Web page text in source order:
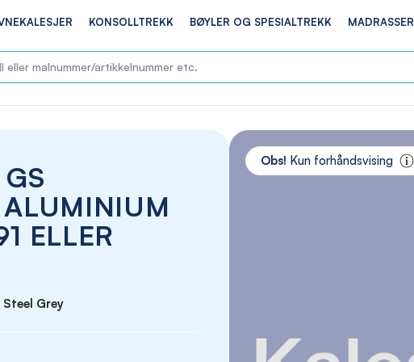
KONSOLLTREKK BØYLER OG SPESIALTREKK MADRASSER
ELLER
Grey
Skip
Obs! Kun forhåndsvising